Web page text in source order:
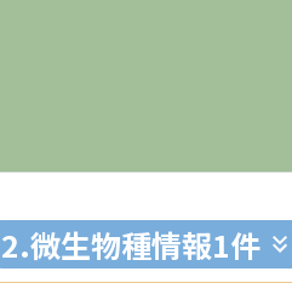
2.微生物種情報1件